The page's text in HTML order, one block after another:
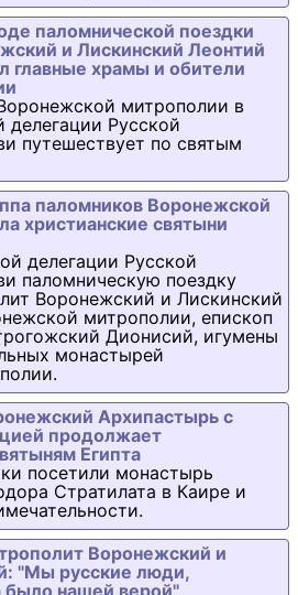
паломнической поездки
и Лискинский Леонтий
главные храмы и обители
митрополии в
Русской
путешествует по святым
паломников Воронежской
христианские святыни
делегации Русской
паломническую поездку
Воронежский и Лискинский
митрополии, епископ
Дионисий, игумены
монастырей
Архипастырь с
продолжает
Египта
посетили монастырь
Стратилата в Каире и
Воронежский и
"Мы русские люди,
было нашей верой"